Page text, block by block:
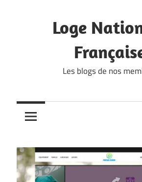
Loge
Les blogs de nos